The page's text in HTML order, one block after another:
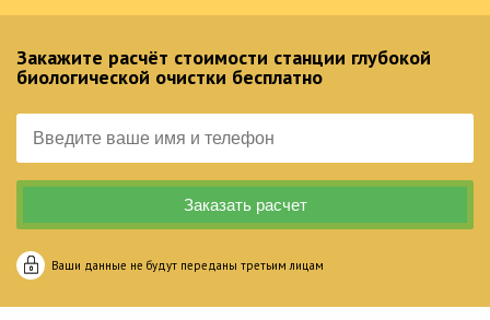
Закажите расчёт стоимости станции глубокой
биологической очистки бесплатно
Ваши данные не будут переданы третьим лицам